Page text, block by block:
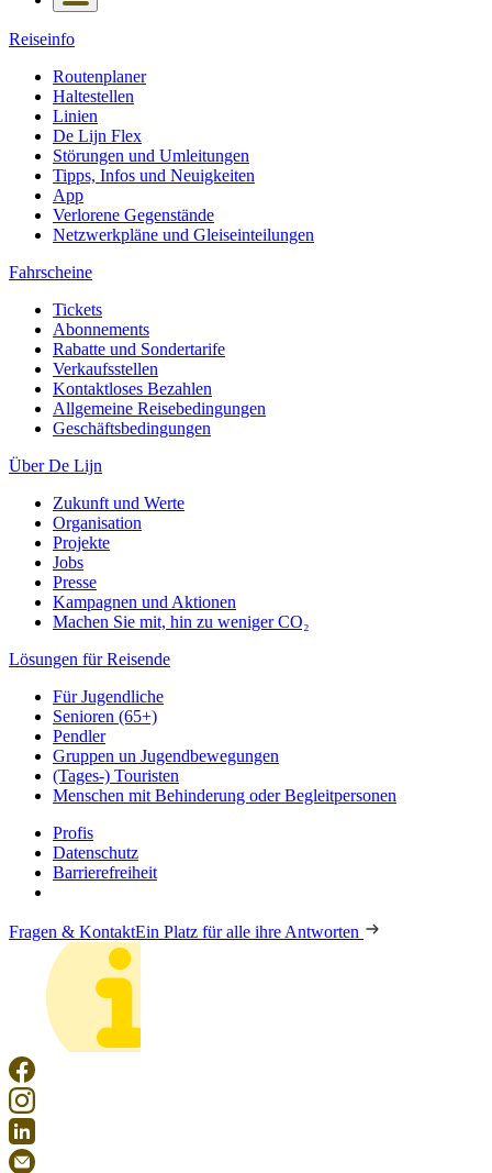
Reiseinfo
Routenplaner
Haltestellen
Linien
De Lijn Flex
Störungen und Umleitungen
Tipps, Infos und Neuigkeiten
App
Verlorene Gegenstände
Netzwerkpläne und Gleiseinteilungen
Fahrscheine
Tickets
Abonnements
Rabatte und Sondertarife
Verkaufsstellen
Kontaktloses Bezahlen
Allgemeine Reisebedingungen
Geschäftsbedingungen
Über De Lijn
Zukunft und Werte
Organisation
Projekte
Jobs
Presse
Kampagnen und Aktionen
Machen Sie mit, hin zu weniger CO₂
Lösungen für Reisende
Für Jugendliche
Senioren (65+)
Pendler
Gruppen un Jugendbewegungen
(Tages-) Touristen
Menschen mit Behinderung oder Begleitpersonen
Profis
Datenschutz
Barrierefreiheit
Fragen & KontaktEin Platz für alle ihre Antworten